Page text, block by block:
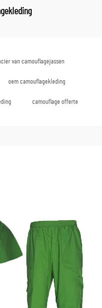
van camouflagejassen
oem camouflagekleding
camouflage offerte